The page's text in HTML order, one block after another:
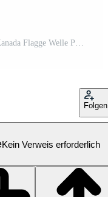
Flagge von Kanada. kanadisch Flagge. Kanada Flagge Welle Pro PNG
Folgen
Kein Verweis erforderlich